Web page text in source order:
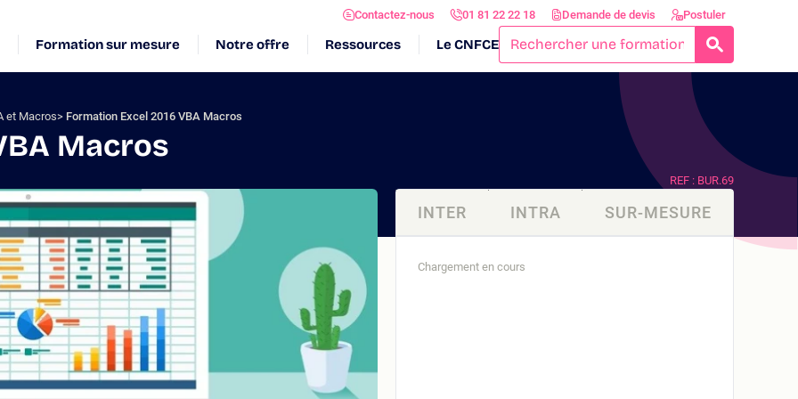
Contactez-nous 01 81 22 22 18 Demande de devis Postuler
Formation sur mesure Notre offre Ressources Le CNFCE
et Macros Formation Excel 2016 VBA Macros
Macros
REF : BUR.69
INTER INTRA SUR-MESURE